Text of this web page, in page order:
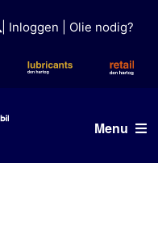
| Inloggen Olie nodig?
Menu